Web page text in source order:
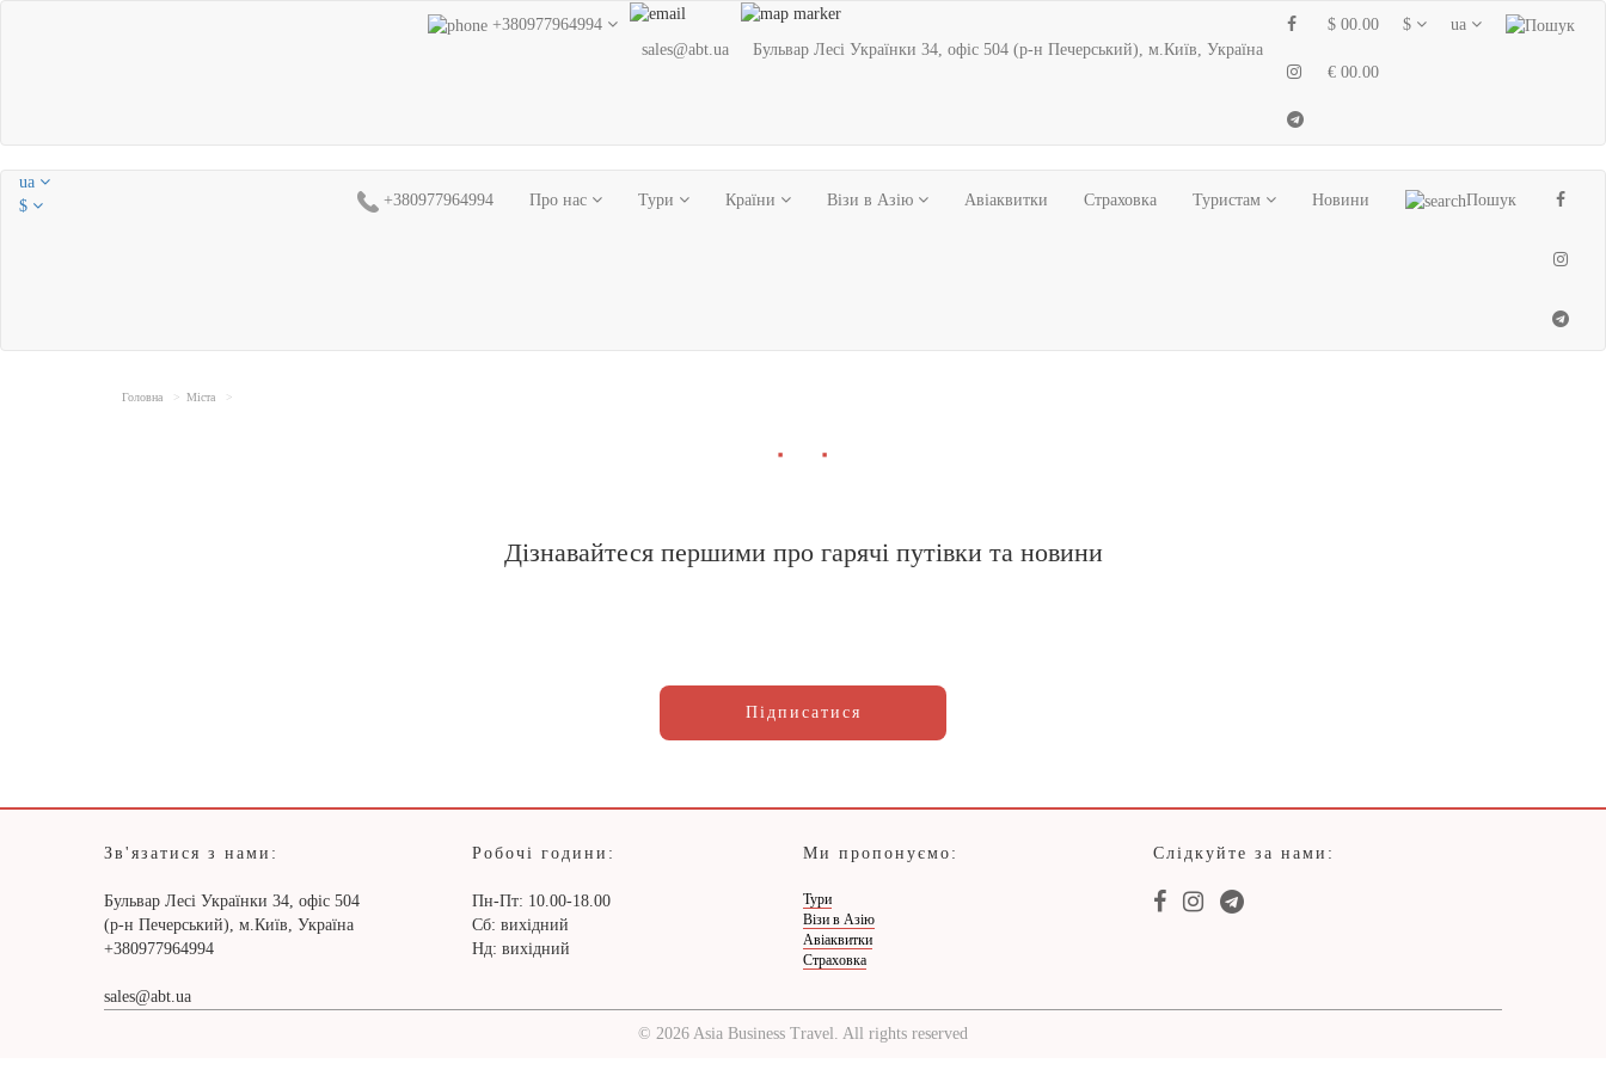
+380977964994
sales@abt.ua
Бульвар Лесі Українки 34, офіс 504 (р-н Печерський), м.Київ, Україна
$ 00.00
€ 00.00
$ ua
ua
$
+380977964994 Про нас Тури Країни Візи в Азію Авіаквитки Страховка Туристам Новини Пошук
Головна Міста
■ ■
Дізнавайтеся першими про гарячі путівки та новини
Підписатися
Зв'язатися з нами:
Бульвар Лесі Українки 34, офіс 504
(р-н Печерський), м.Київ, Україна
+380977964994
sales@abt.ua
Робочі години:
Пн-Пт: 10.00-18.00
Сб: вихідний
Нд: вихідний
Ми пропонуємо:
Тури
Візи в Азію
Авіаквитки
Страховка
Слідкуйте за нами:
© 2026 Asia Business Travel. All rights reserved